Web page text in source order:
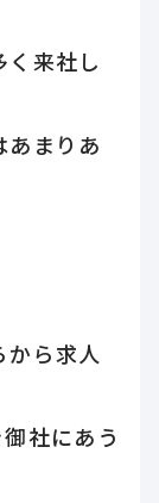
来社し
あまりあ
ら求人
社にあう